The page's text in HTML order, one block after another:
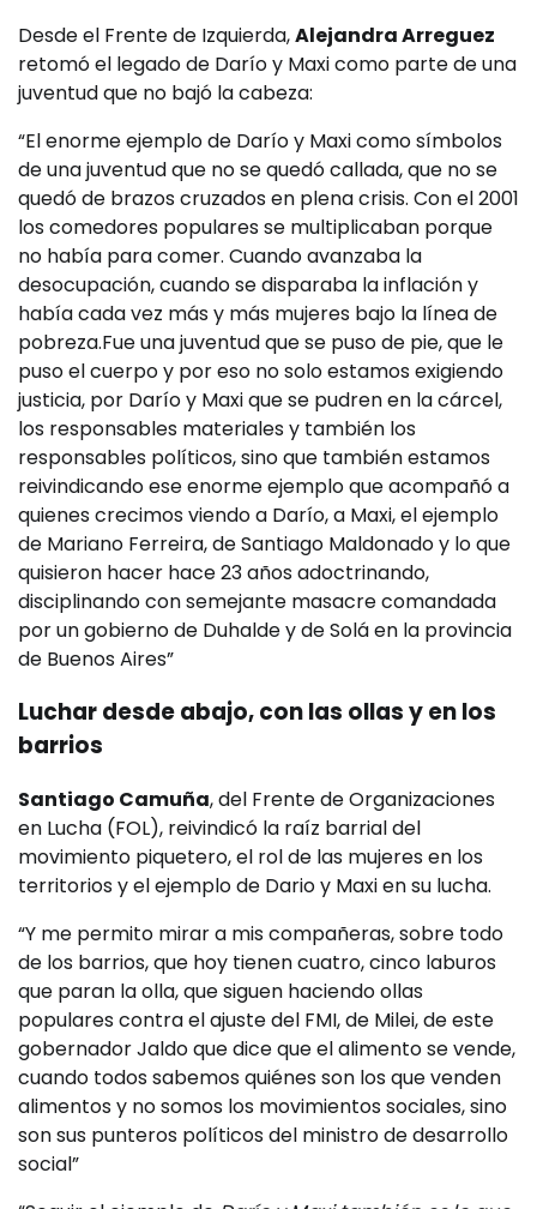
Desde el Frente de Izquierda,Alejandra Arreguez
retomó el legado de Darío y Maxi como parte de una
juventud que no bajó la cabeza:
“El enorme ejemplo de Darío y Maxi como símbolos
de una juventud que no se quedó callada, que no se
quedó de brazos cruzados en plena crisis. Con el 2001
los comedores populares se multiplicaban porque
no había para comer. Cuando avanzaba la
desocupación, cuando se disparaba la inflación y
había cada vez más y más mujeres bajo la línea de
pobreza.Fue una juventud que se puso de pie, que le
puso el cuerpo y por eso no solo estamos exigiendo
justicia, por Darío y Maxi que se pudren en la cárcel,
los responsables materiales y también los
responsables políticos, sino que también estamos
reivindicando ese enorme ejemplo que acompañó a
quienes crecimos viendo a Darío, a Maxi, el ejemplo
de Mariano Ferreira, de Santiago Maldonado y lo que
quisieron hacer hace 23 años adoctrinando,
disciplinando con semejante masacre comandada
por un gobierno de Duhalde y de Solá en la provincia
de Buenos Aires”
Luchar desde abajo, con las ollas y en los
barrios
Santiago Camuña, del Frente de Organizaciones
en Lucha (FOL), reivindicó la raíz barrial del
movimiento piquetero, el rol de las mujeres en los
territorios y el ejemplo de Dario y Maxi en su lucha.
“Y me permito mirar a mis compañeras, sobre todo
de los barrios, que hoy tienen cuatro, cinco laburos
que paran la olla, que siguen haciendo ollas
populares contra el ajuste del FMI, de Milei, de este
gobernador Jaldo que dice que el alimento se vende,
cuando todos sabemos quiénes son los que venden
alimentos y no somos los movimientos sociales, sino
son sus punteros políticos del ministro de desarrollo
social”